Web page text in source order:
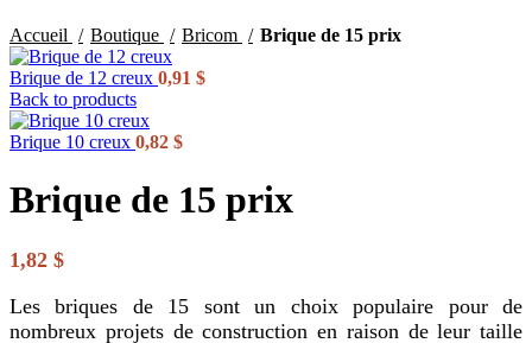
Accueil
Boutique Bricom Brique de 15 prix
Brique de 12 creux 0,91 $
Back to products
Brique 10 creux 0,82 $
Brique de 15 prix
1,82 $
Les briques de 15 sont un choix populaire pour de
nombreux projets de construction en raison de leur taille